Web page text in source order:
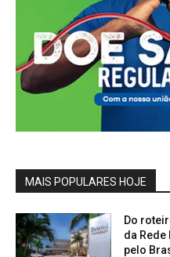
MAIS POPULARES HOJE
Do
da
pelo